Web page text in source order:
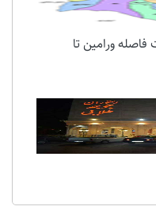
ورامین تا